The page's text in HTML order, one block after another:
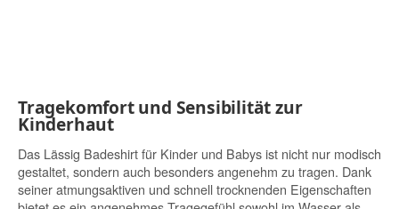
Tragekomfort und Sensibilität zur
Kinderhaut
Das Lässig Badeshirt für Kinder und Babys ist nicht nur modisch
gestaltet, sondern auch besonders angenehm zu tragen. Dank
seiner atmungsaktiven und schnell trocknenden Eigenschaften